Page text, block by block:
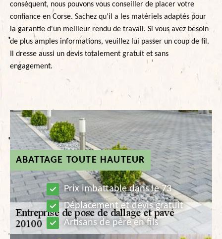
ABATTAGE TOUTE HAUTEUR
Prix imbattable dans le 73
Déplacement et devis gratuit
Artisans de père en fils
conséquent, nous pouvons vous conseiller de placer votre
confiance en Corse. Sachez qu'il a les matériels adaptés pour
la garantie d'un meilleur rendu de travail. Si vous avez besoin
de plus amples informations, veuillez lui passer un coup de fil.
Il dresse aussi un devis totalement gratuit et sans
engagement.